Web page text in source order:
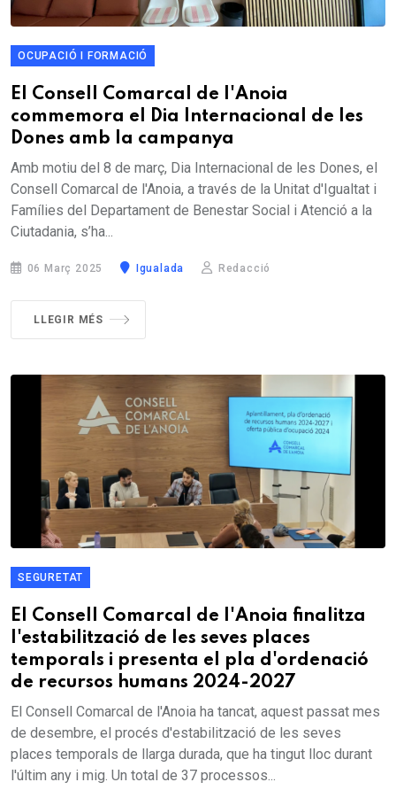
OCUPACIÓ I FORMACIÓ
El Consell Comarcal de l'Anoia
commemora el Dia Internacional de les
Dones amb la campanya
Amb motiu del 8 de març, Dia Internacional de les Dones, el
Consell Comarcal de l'Anoia, a través de la Unitat d'Igualtat i
Famílies del Departament de Benestar Social i Atenció a la
Ciutadania, s’ha...
06 Març 2025 Igualada Redacció
LLEGIR MÉS
SEGURETAT
El Consell Comarcal de l'Anoia finalitza
l'estabilització de les seves places
temporals i presenta el pla d'ordenació
de recursos humans 2024-2027
El Consell Comarcal de l'Anoia ha tancat, aquest passat mes
de desembre, el procés d'estabilització de les seves
places temporals de llarga durada, que ha tingut lloc durant
l'últim any i mig. Un total de 37 processos...